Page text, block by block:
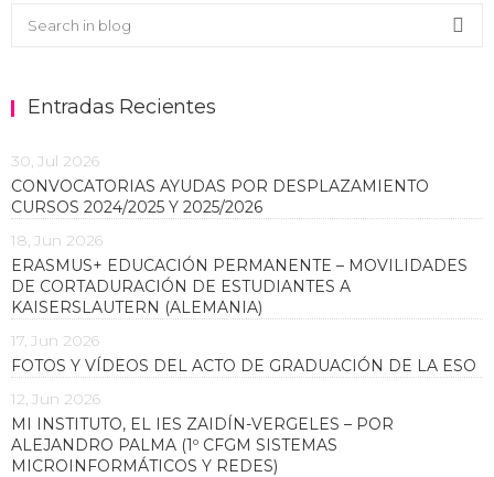
Buscar en el blog
Entradas Recientes
30, Jul 2026
CONVOCATORIAS AYUDAS POR DESPLAZAMIENTO
CURSOS 2024/2025 Y 2025/2026
18, Jun 2026
ERASMUS+ EDUCACIÓN PERMANENTE – MOVILIDADES
DE CORTADURACIÓN DE ESTUDIANTES A
KAISERSLAUTERN (ALEMANIA)
17, Jun 2026
FOTOS Y VÍDEOS DEL ACTO DE GRADUACIÓN DE LA ESO
12, Jun 2026
MI INSTITUTO, EL IES ZAIDÍN-VERGELES – POR
ALEJANDRO PALMA (1º CFGM SISTEMAS
MICROINFORMÁTICOS Y REDES)